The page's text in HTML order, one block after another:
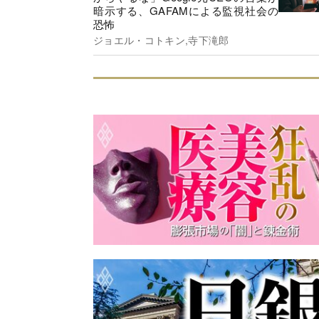
暗示する、GAFAMによる監視社会の
恐怖
ジョエル・コトキン,寺下滝郎